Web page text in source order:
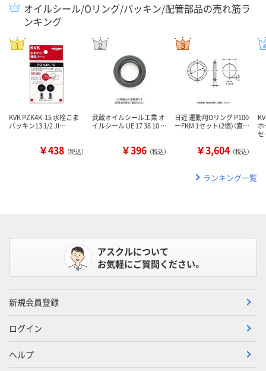
オイルシール/Oリング/パッキン/配管部品の売れ筋ラ
ンキング
KVK PZK4K-15 水栓こま
パッキン13 1/2 JI…
￥438 （税込）
武蔵オイルシール工業 オ
イルシール UE 17 38 10 …
￥396 （税込）
日近 運動用Oリング P100
ーFKM 1セット(2個)（直…
￥3,604 （税込）
ランキング一覧
アスクルについて
お気軽にご質問ください。
新規会員登録
ログイン
ヘルプ